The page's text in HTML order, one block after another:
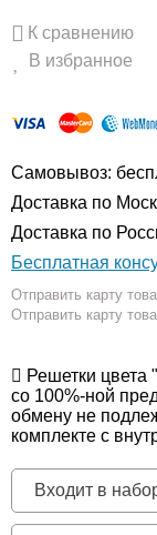
К сравнению
В избранное
Самовывоз:
Доставка по
Доставка по
Бесплатная
Отправить карту
Отправить карту
Решетки цвета
со 100%-ной
обмену не
комплекте с
Входит в